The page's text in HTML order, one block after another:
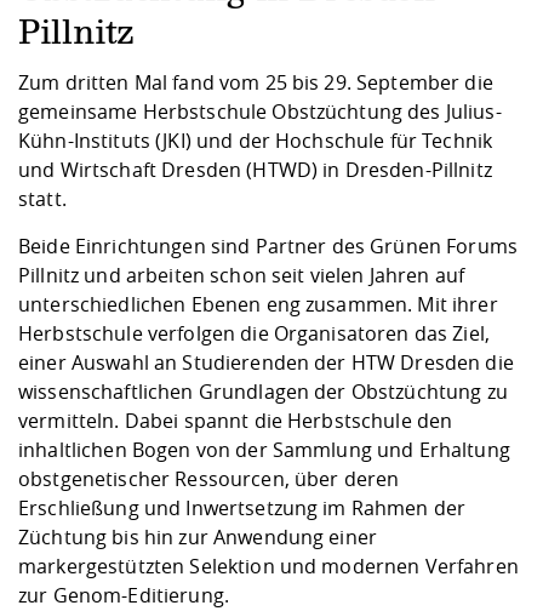
Checkliste zum
Digitales Lernen
Fremdsprachen
Jobs, Praktika,
Lebenslagen
Angebote der
Arbeit
Career Service
Lehren,
Weiterbilden im
Internationale
Gründung und
Klimaschutz &
Förderverein
Landbau/
Maschinenbau
Angebote für
Kontakt und Anfahrt
Qualitätssicherung
Pillnitz
Zum dritten Mal fand vom 25 bis 29. September die
gemeinsame Herbstschule Obstzüchtung des Julius-
Kühn-Instituts (JKI) und der Hochschule für Technik
und Wirtschaft Dresden (HTWD) in Dresden-Pillnitz
statt.
Beide Einrichtungen sind Partner des Grünen Forums
Pillnitz und arbeiten schon seit vielen Jahren auf
unterschiedlichen Ebenen eng zusammen. Mit ihrer
Herbstschule verfolgen die Organisatoren das Ziel,
einer Auswahl an Studierenden der HTW Dresden die
wissenschaftlichen Grundlagen der Obstzüchtung zu
vermitteln. Dabei spannt die Herbstschule den
inhaltlichen Bogen von der Sammlung und Erhaltung
obstgenetischer Ressourcen, über deren
Erschließung und Inwertsetzung im Rahmen der
Züchtung bis hin zur Anwendung einer
markergestützten Selektion und modernen Verfahren
zur Genom-Editierung.